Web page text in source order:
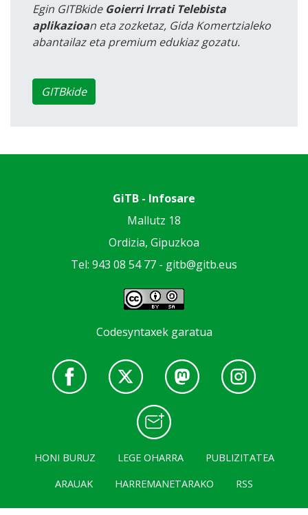
Egin GITBkide Goierri Irrati Telebista
aplikazioan eta zozketaz, Gida Komertzialeko
abantailaz eta premium edukiaz gozatu.
GITBkide
GiTB - Infosare
Mallutz 18
Ordizia, Gipuzkoa
Tel: 943 08 54 77 - gitb@gitb.eus
Codesyntaxek garatua
HONI BURUZ LEGE OHARRA
PUBLIZITATEA
ARAUAK
HARREMANETARAKO RSS